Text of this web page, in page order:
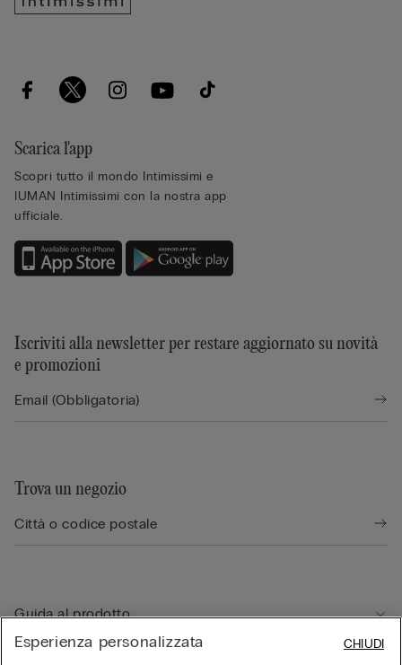
Scarica l'app
Scopri tutto il mondo Intimissimi e
IUMAN Intimissimi con la nostra app
ufficiale.
Iscriviti alla newsletter per restare aggiornato su novità
e promozioni
Trova un negozio
Guida al prodotto
Esperienza personalizzata CHIUDI